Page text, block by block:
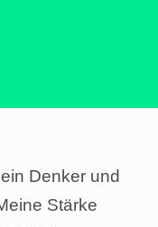
Denker und
Stärke